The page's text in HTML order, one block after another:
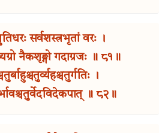
सर्वशस्त्रभृतां वरः ।
व्यग्रो नैकशृङ्गो गदाग्रजः ॥ ८१॥
।
॥ ८२॥